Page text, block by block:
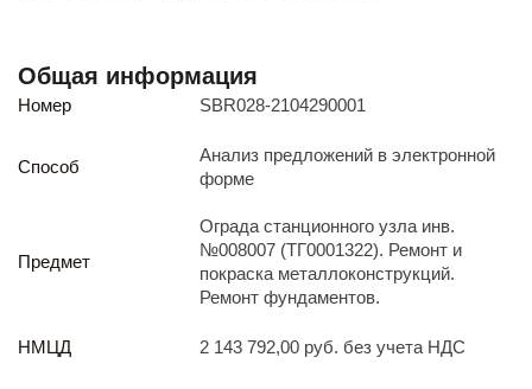
Закупки товаров
Закупки работ и услуг
Следите за нами
Общая информация
Номер SBR028-2104290001
Способ
Анализ предложений в электронной
форме
Предмет
Ограда станционного узла инв.
№008007 (ТГ0001322). Ремонт и
покраска металлоконструкций.
Ремонт фундаментов.
НМЦД 2 143 792,00 руб. без учета НДС